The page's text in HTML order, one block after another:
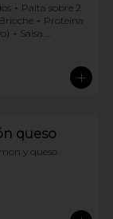
+ Palta sobre 2
+ Proteina
+ Salsa
queso
y queso